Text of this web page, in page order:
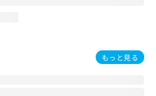
もっと見る